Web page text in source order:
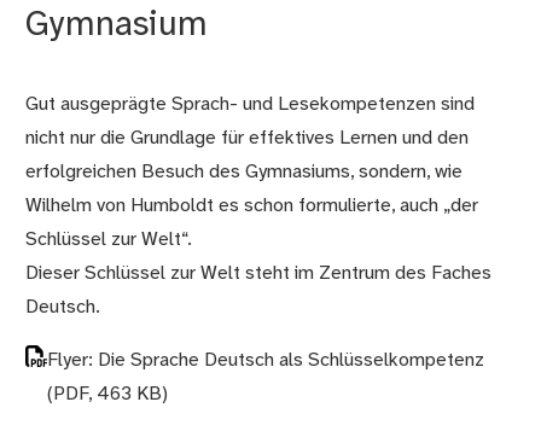
Gymnasium
Gut ausgeprägte Sprach- und Lesekompetenzen sind
nicht nur die Grundlage für effektives Lernen und den
erfolgreichen Besuch des Gymnasiums, sondern, wie
Wilhelm von Humboldt es schon formulierte, auch „der
Schlüssel zur Welt“.
Dieser Schlüssel zur Welt steht im Zentrum des Faches
Deutsch.
Flyer: Die Sprache Deutsch als Schlüsselkompetenz
(PDF, 463 KB)